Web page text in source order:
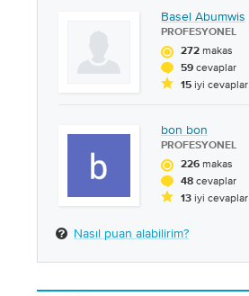
Basel Abumwis
PROFESYONEL
272 makas
59 cevaplar
15 iyi cevaplar
bon bon
PROFESYONEL
226 makas
48 cevaplar
13 iyi cevaplar
Nasıl puan alabilirim?